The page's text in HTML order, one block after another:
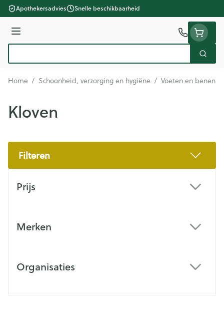
Ga naar de inhoud
Apothekersadvies Snelle beschikbaarheid
Menu
Zoek
Home / Schoonheid, verzorging en hygiëne / Voeten en benen
Kloven
Filteren
Prijs
Merken
Organisaties